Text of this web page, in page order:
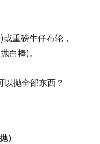
重磅牛仔布轮，
白棒)。
）